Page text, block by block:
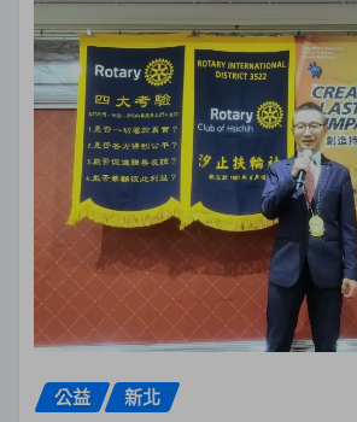
公益 新北